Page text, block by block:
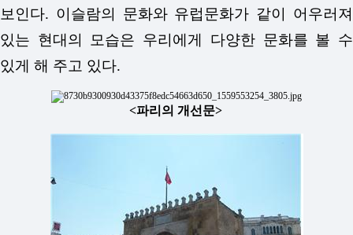
보인다. 이슬람의 문화와 유럽문화가 같이 어우러져
있는 현대의 모습은 우리에게 다양한 문화를 볼 수
있게 해 주고 있다.
<파리의 개선문>